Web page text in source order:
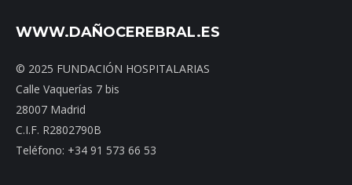
WWW.DAÑOCEREBRAL.ES
© 2025 FUNDACIÓN HOSPITALARIAS
Calle Vaquerías 7 bis
28007 Madrid
C.I.F. R2802790B
Teléfono: +34 91 573 66 53